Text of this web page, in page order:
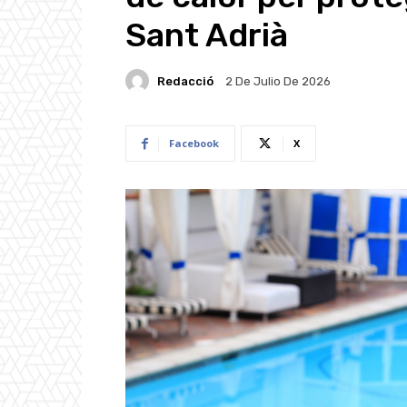
Sant Adrià
Redacció 2 De Julio De 2026
Facebook X